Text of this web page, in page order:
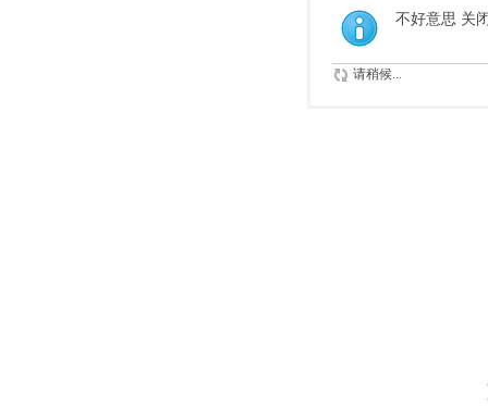
不好意思 关
请稍候...